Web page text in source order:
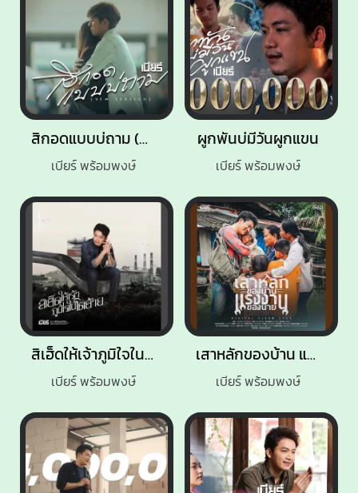
เสาหลักของบ้าน แรงงานของนาย
เบียร์ พร้อมพงษ์
สิกอดแบบบ่ถาม (NEW VERSION)
เบียร์ พร้อมพงษ์
ผูกพันบ่มีวันผูกแขน
เบียร์ พร้อมพงษ์
สิเฮ็ดให้เจ้าภูมิใจในโตอ้าย
เบียร์ พร้อมพงษ์